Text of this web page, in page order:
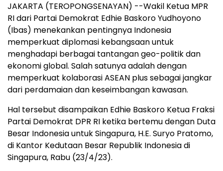
JAKARTA (TEROPONGSENAYAN) --Wakil Ketua MPR
RI dari Partai Demokrat Edhie Baskoro Yudhoyono
(Ibas) menekankan pentingnya Indonesia
memperkuat diplomasi kebangsaan untuk
menghadapi berbagai tantangan geo-politik dan
ekonomi global. Salah satunya adalah dengan
memperkuat kolaborasi ASEAN plus sebagai jangkar
dari perdamaian dan keseimbangan kawasan.
Hal tersebut disampaikan Edhie Baskoro Ketua Fraksi
Partai Demokrat DPR RI ketika bertemu dengan Duta
Besar Indonesia untuk Singapura, H.E. Suryo Pratomo,
di Kantor Kedutaan Besar Republik Indonesia di
Singapura, Rabu (23/4/23).